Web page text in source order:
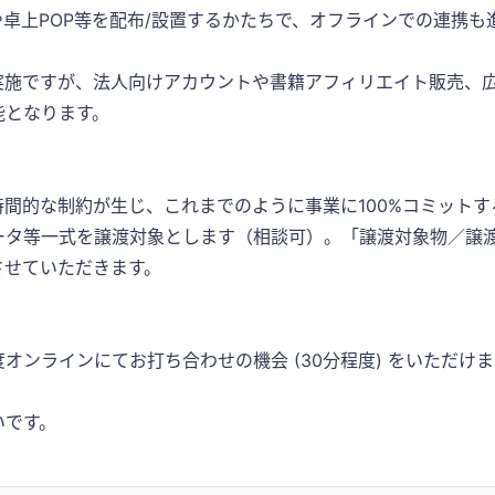
上POP等を配布/設置するかたちで、オフラインでの連携も
ですが、法人向けアカウントや書籍アフィリエイト販売、
なります。
的な制約が生じ、これまでのように事業に100%コミット
等一式を譲渡対象とします（相談可）。「譲渡対象物／譲
ていただきます。
ンラインにてお打ち合わせの機会 (30分程度) をいただけ
す。